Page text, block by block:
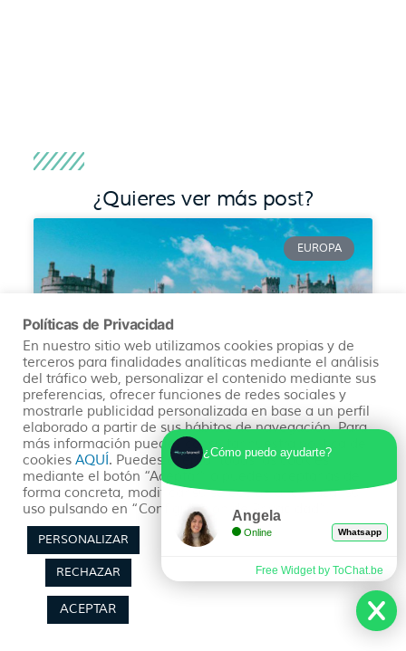
¿Quieres ver más post?
EUROPA
LAS MEJORES CIUDADES QUE VISITAR
EN TU VIAJE A IRLANDA
Irlanda tiene una historia y cultura que te
sorprenderá. Adéntrate en sus milenarias ciudades
como Dublín, Cork, Galway, Kilkenny o Waterford.
Cinco ciudades de la isla esmeralda que te
robarán el corazón.
READ MORE »
Políticas de Privacidad
En nuestro sitio web utilizamos cookies propias y de
terceros para finalidades analíticas mediante el análisis
del tráfico web, personalizar el contenido mediante sus
preferencias, ofrecer funciones de redes sociales y
mostrarle publicidad personalizada en base a un perfil
elaborado a partir de sus hábitos de navegación. Para
más información puedes consultar nuestra política de
cookies AQUÍ. Puedes aceptar todas las cookies
mediante el botón “Aceptar” o puedes aceptarlas de
forma concreta, modificar su selección o rechazar su
uso pulsando en “Configuración de Privacidad”.
PERSONALIZAR
RECHAZAR
ACEPTAR
¿Cómo puedo ayudarte?
Angela
Online Whatsapp
Free Widget by ToChat.be